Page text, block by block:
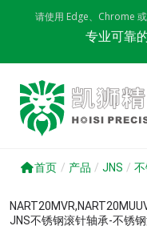
请使用 Edge、Chrome 或
专业可靠
首页 / 产品 / JNS /
JNS不锈钢滚针轴承-不锈